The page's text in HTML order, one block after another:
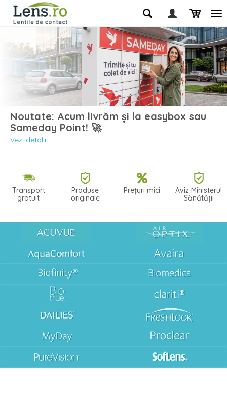
Noutate: Acum livrăm și la easybox sau
Sameday Point! 🚀
Vezi detalii
Transport
gratuit
Produse
originale
Prețuri mici
Aviz Ministerul
Sănătății